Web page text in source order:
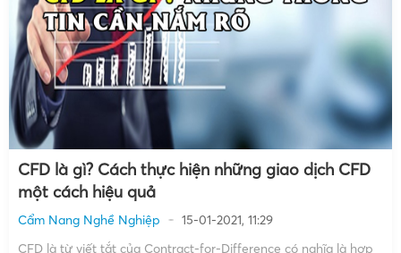
CFD là gì? Cách thực hiện những giao dịch CFD
một cách hiệu quả
Cẩm Nang Nghề Nghiệp
15-01-2021, 11:29
CFD là từ viết tắt của Contract-for-Difference có nghĩa là hợp